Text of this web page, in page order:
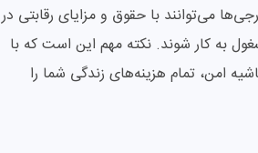
می‌توانند با حقوق و مزایای رقابتی در
به کار شوند. نکته مهم این است که با
امن، تمام هزینه‌های زندگی شما را